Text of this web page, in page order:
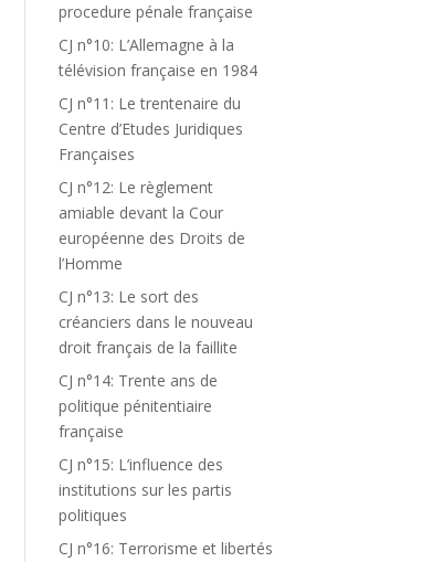
procedure pénale française
CJ n°10: L’Allemagne à la
télévision française en 1984
CJ n°11: Le trentenaire du
Centre d’Etudes Juridiques
Françaises
CJ n°12: Le règlement
amiable devant la Cour
européenne des Droits de
l’Homme
CJ n°13: Le sort des
créanciers dans le nouveau
droit français de la faillite
CJ n°14: Trente ans de
politique pénitentiaire
française
CJ n°15: L’influence des
institutions sur les partis
politiques
CJ n°16: Terrorisme et libertés